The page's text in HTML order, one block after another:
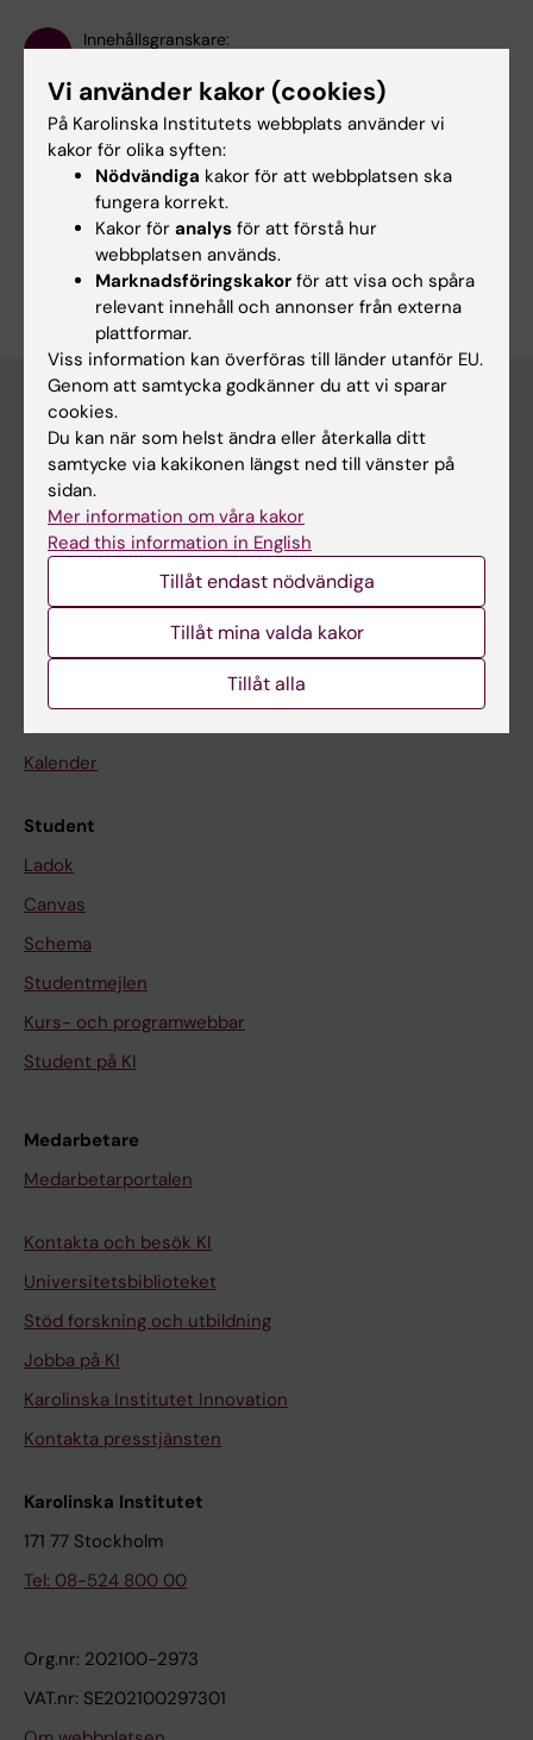
Innehållsgranskare:
Redaktör:Charlotte Brandt
Sidan uppdaterad:
2026-06-16
Huvudmeny
Utbildning
Forskarutbildning
Forskning
Om KI
Kalender
Student
Ladok
Canvas
Schema
Studentmejlen
Kurs- och programwebbar
Student på KI
Medarbetare
Medarbetarportalen
Kontakta och besök KI
Universitetsbiblioteket
Stöd forskning och utbildning
Jobba på KI
Karolinska Institutet Innovation
Kontakta presstjänsten
Karolinska Institutet
171 77 Stockholm
Tel: 08-524 800 00
Org.nr: 202100-2973
VAT.nr: SE202100297301
Vi använder kakor (cookies)
På Karolinska Institutets webbplats använder vi
kakor för olika syften:
Nödvändiga kakor för att webbplatsen ska
fungera korrekt.
Kakor för analys för att förstå hur
webbplatsen används.
Marknadsföringskakor för att visa och spåra
relevant innehåll och annonser från externa
plattformar.
Viss information kan överföras till länder utanför EU.
Genom att samtycka godkänner du att vi sparar
cookies.
Du kan när som helst ändra eller återkalla ditt
samtycke via kakikonen längst ned till vänster på
sidan.
Mer information om våra kakor
Read this information in English
Tillåt endast nödvändiga
Tillåt mina valda kakor
Tillåt alla